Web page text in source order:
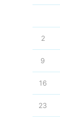
2
9
16
23